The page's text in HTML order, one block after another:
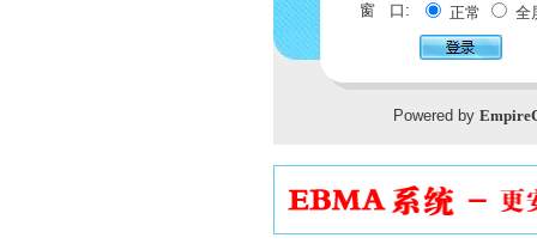
窗 口:
正常 全
Powered by